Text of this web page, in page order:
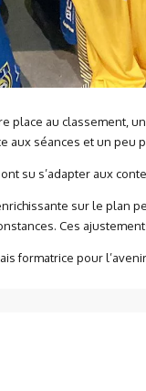
place au
séances et un peu
su s’adapter aux
sur le plan
Ces
formatrice pour